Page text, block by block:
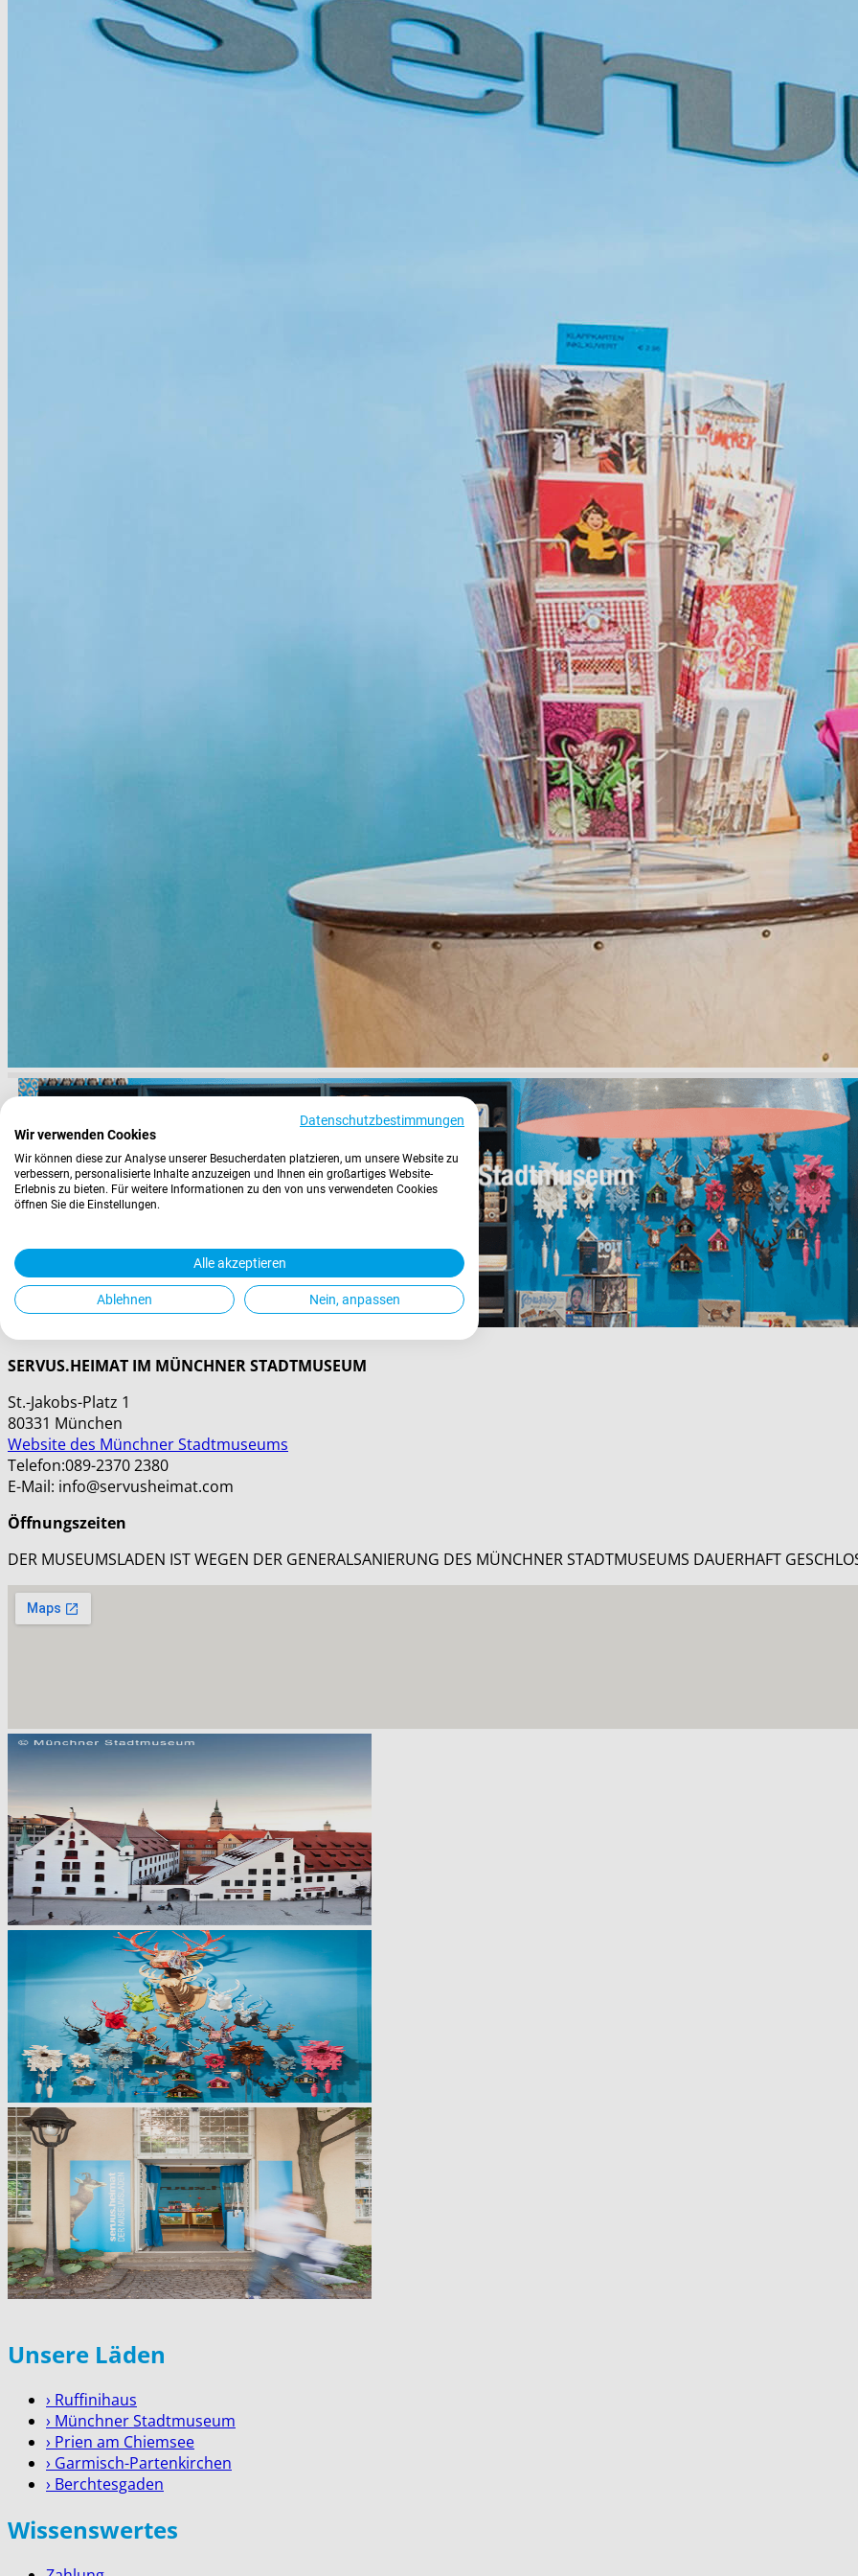
SERVUS.HEIMAT IM MÜNCHNER STADTMUSEUM
St.-Jakobs-Platz 1
80331 München
Website des Münchner Stadtmuseums
Telefon:089-2370 2380
E-Mail: info@servusheimat.com
Öffnungszeiten
DER MUSEUMSLADEN IST WEGEN DER GENERALSANIERUNG DES MÜNCHNER STADTMUSEUMS DAUERHAFT
Unsere Läden
› Ruffinihaus
› Münchner Stadtmuseum
› Prien am Chiemsee
› Garmisch-Partenkirchen
› Berchtesgaden
Wissenswertes
Datenschutzbestimmungen
Wir verwenden Cookies
Wir können diese zur Analyse unserer Besucherdaten platzieren, um unsere Website zu
verbessern, personalisierte Inhalte anzuzeigen und Ihnen ein großartiges Website-
Erlebnis zu bieten. Für weitere Informationen zu den von uns verwendeten Cookies
öffnen Sie die Einstellungen.
Alle akzeptieren
Ablehnen Nein, anpassen